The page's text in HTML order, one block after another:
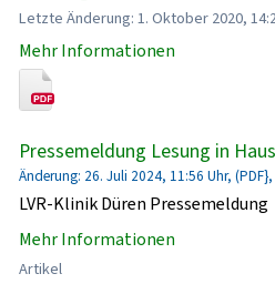
Letzte Änderung: 1. Oktober 2020,
Mehr Informationen
Pressemeldung Lesung in
Änderung: 26. Juli 2024, 11:56 Uhr,
LVR-Klinik Düren Pressemeldung
Mehr Informationen
Artikel